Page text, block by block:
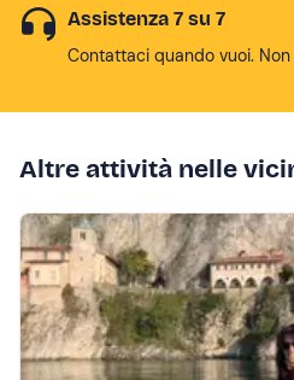
Assistenza 7 su 7
Contattaci quando vuoi.
Altre attività nelle